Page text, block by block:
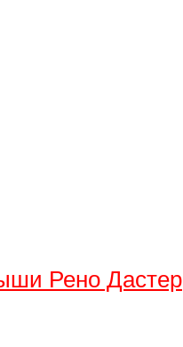
Рено Дастер